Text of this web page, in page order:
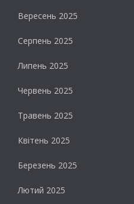
Вересень 2025
Серпень 2025
Липень 2025
Червень 2025
Травень 2025
Квітень 2025
Березень 2025
Лютий 2025